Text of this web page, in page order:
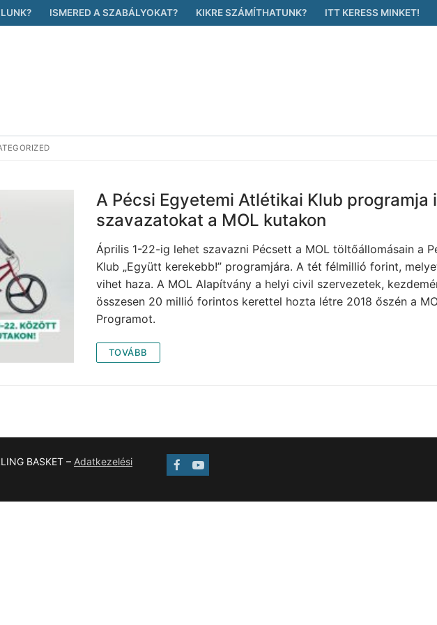
ISMERED A SZABÁLYOKAT? KIKRE SZÁMÍTHATUNK? ITT KERESS MINKET!
A Pécsi Egyetemi Atlétikai Klub programja
szavazatokat a MOL kutakon
Április 1-22-ig lehet szavazni Pécsett a MOL töltőállomásain a
Klub „Együtt kerekebb!” programjára. A tét félmillió forint,
vihet haza. A MOL Alapítvány a helyi civil szervezetek,
összesen 20 millió forintos kerettel hozta létre 2018 őszén a
Programot.
TOVÁBB
BASKET – Adatkezelési